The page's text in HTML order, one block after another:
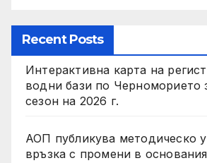
Recent Posts
Интерактивна карта на
водни бази по Черноморието
сезон на 2026 г.
АОП публикува методическо
връзка с промени в